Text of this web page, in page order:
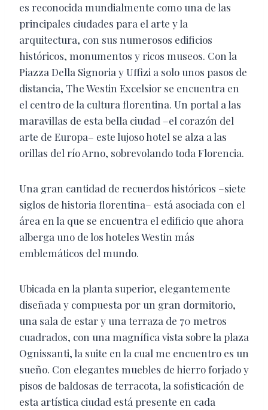
es reconocida mundialmente como una de las
principales ciudades para el arte y la
arquitectura, con sus numerosos edificios
históricos, monumentos y ricos museos. Con la
Piazza Della Signoria y Uffizi a solo unos pasos de
distancia, The Westin Excelsior se encuentra en
el centro de la cultura florentina. Un portal a las
maravillas de esta bella ciudad –el corazón del
arte de Europa– este lujoso hotel se alza a las
orillas del río Arno, sobrevolando toda Florencia.
Una gran cantidad de recuerdos históricos –siete
siglos de historia florentina– está asociada con el
área en la que se encuentra el edificio que ahora
alberga uno de los hoteles Westin más
emblemáticos del mundo.
Ubicada en la planta superior, elegantemente
diseñada y compuesta por un gran dormitorio,
una sala de estar y una terraza de 70 metros
cuadrados, con una magnífica vista sobre la plaza
Ognissanti, la suite en la cual me encuentro es un
sueño. Con elegantes muebles de hierro forjado y
pisos de baldosas de terracota, la sofisticación de
esta artística ciudad está presente en cada